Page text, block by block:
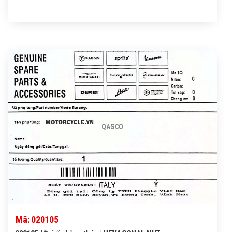
QASCO
Mã: 020105